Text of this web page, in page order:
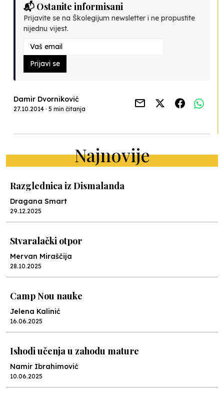
📬 Ostanite informisani
Prijavite se na Školegijum newsletter i ne propustite
nijednu vijest.
Prijavi se
Damir Dvorniković
27.10.2014 · 5 min čitanja
Najnovije
Razglednica iz Dismalanda
Dragana Smart
29.12.2025
Stvaralački otpor
Mervan Miraščija
28.10.2025
Camp Nou nauke
Jelena Kalinić
16.06.2025
Ishodi učenja u zahodu mature
Namir Ibrahimović
10.06.2025